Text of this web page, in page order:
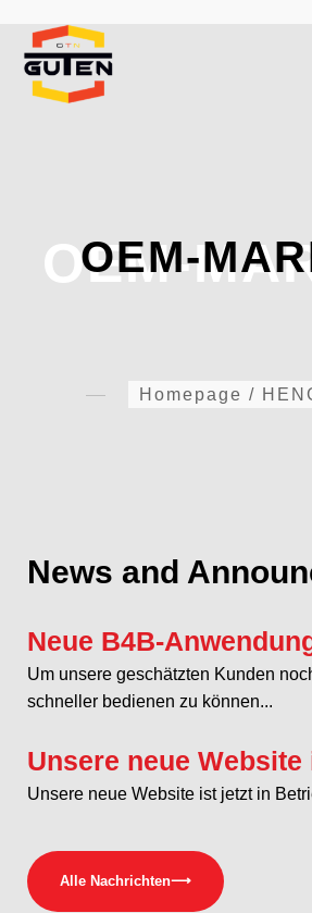
OEM-
OEM-
Homepage /
News and
Neue B4B-
Um unsere geschätzten Kunden
schneller bedienen zu können...
Unsere neue
Unsere neue Website ist jetzt in
Alle Nachrichten⟶